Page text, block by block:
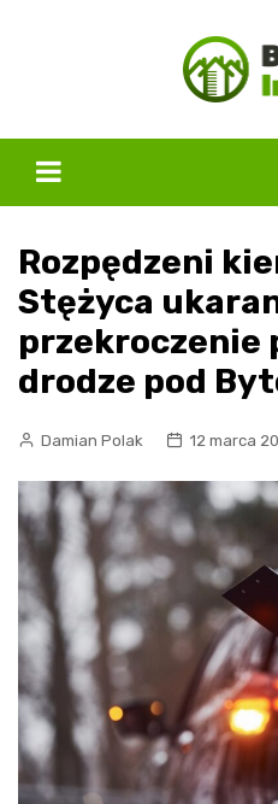
Rozpędzeni
Stężyca
przekroczenie
drodze pod
Damian Polak 12 marca